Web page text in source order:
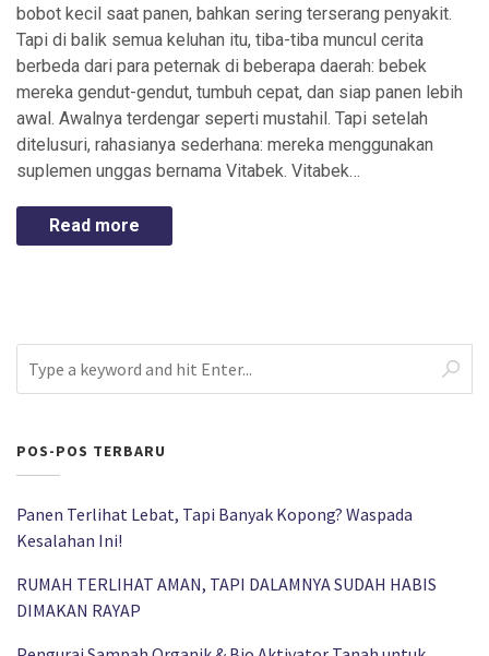
bobot kecil saat panen, bahkan sering terserang penyakit.
Tapi di balik semua keluhan itu, tiba-tiba muncul cerita
berbeda dari para peternak di beberapa daerah: bebek
mereka gendut-gendut, tumbuh cepat, dan siap panen lebih
awal. Awalnya terdengar seperti mustahil. Tapi setelah
ditelusuri, rahasianya sederhana: mereka menggunakan
suplemen unggas bernama Vitabek. Vitabek…
Read more
POS-POS TERBARU
Panen Terlihat Lebat, Tapi Banyak Kopong? Waspada
Kesalahan Ini!
RUMAH TERLIHAT AMAN, TAPI DALAMNYA SUDAH HABIS
DIMAKAN RAYAP